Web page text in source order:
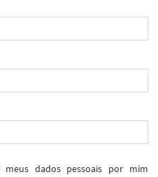
dados pessoais por mim